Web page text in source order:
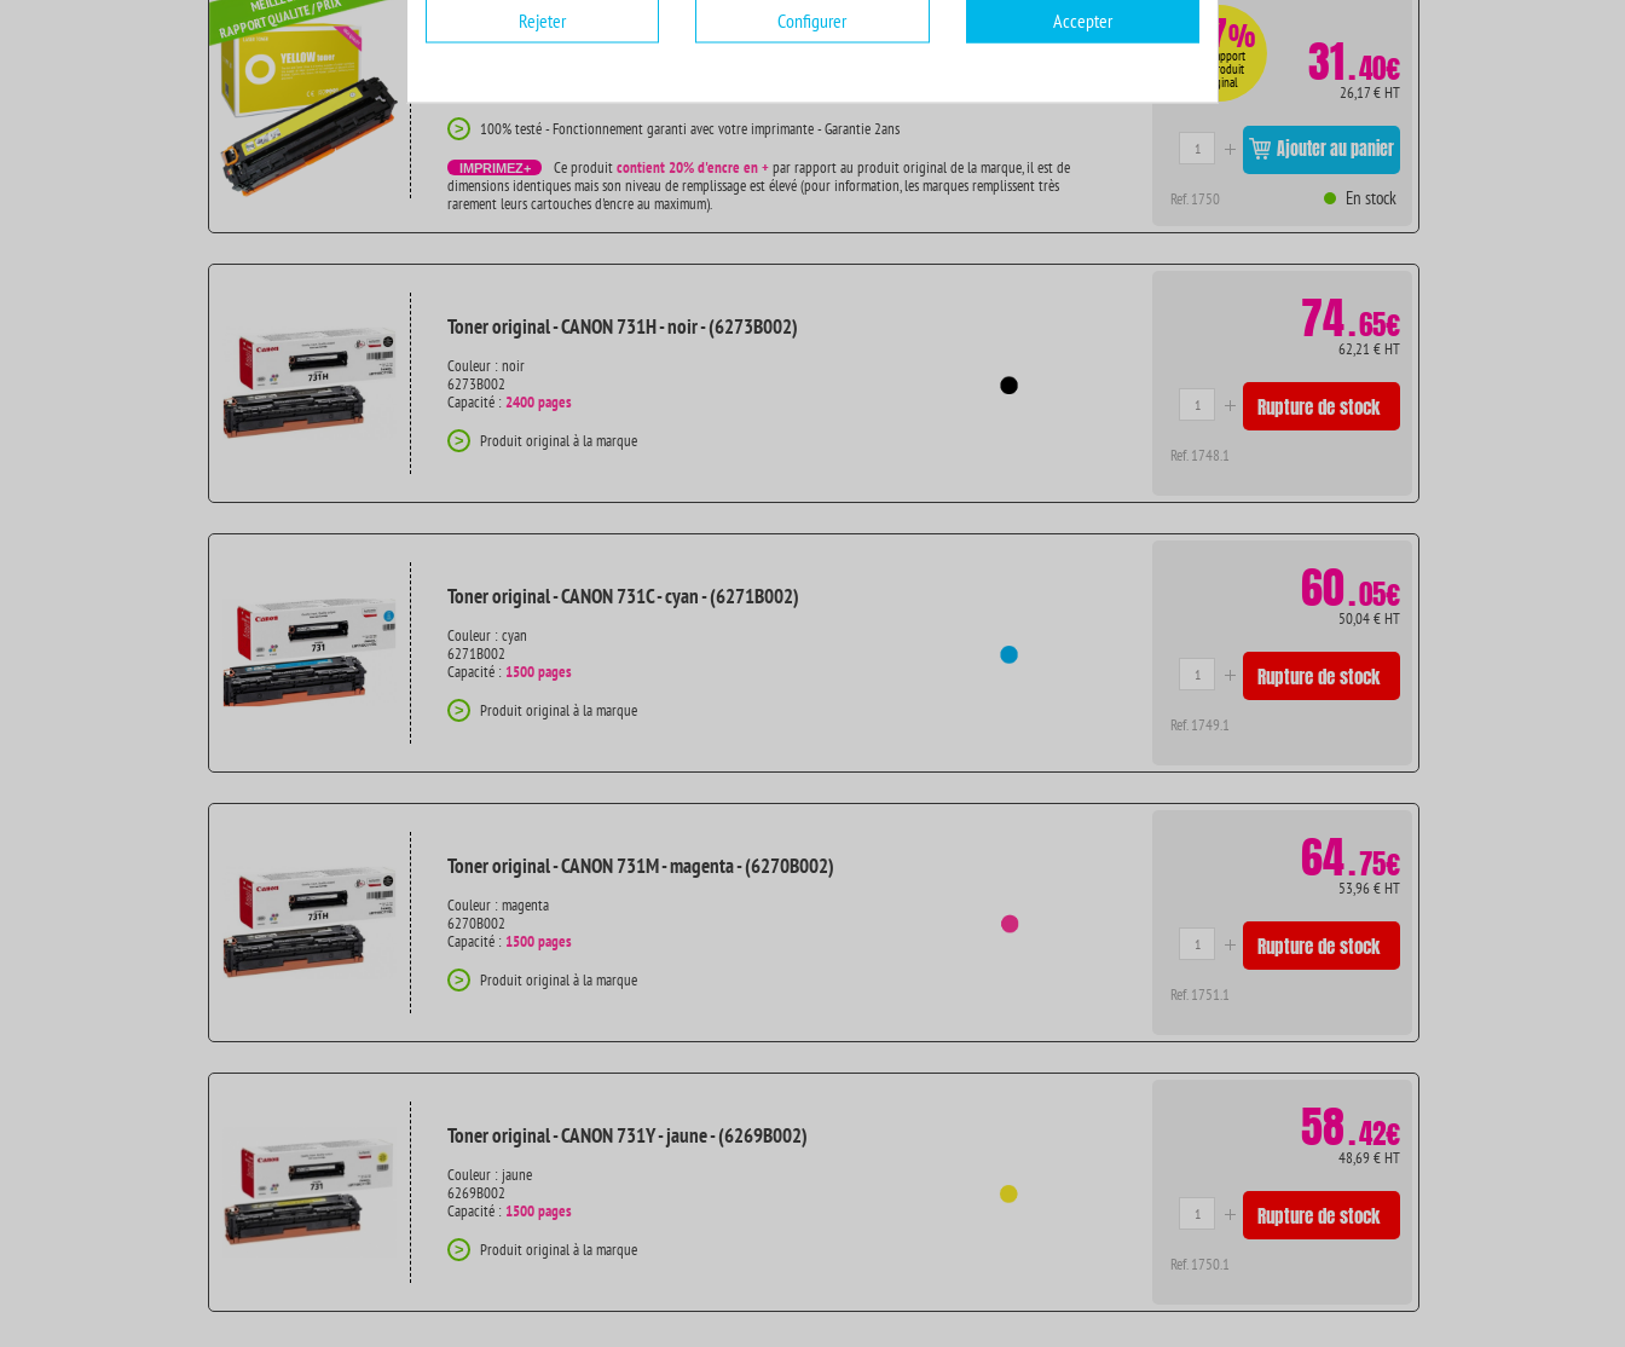
Toner compatible - CANON 731Y - jaune - (6269B002)
> 100% testé - Fonctionnement garanti avec votre imprimante - Garantie 2ans
IMPRIMEZ+ Ce produitcontient20% d'encre en +par rapport au produit original de la marque, il est de
dimensions identiques mais son niveau de remplissage est élevé (pour information, les marques remplissent très
rarement leurs cartouches d'encre au maximum).
-47%
Par rapport
au produit
original 31.40€
26,17 € HT
Ajouter au panier
Ref. 1750 En stock
Toner original - CANON 731H - noir - (6273B002)
Couleur : noir
6273B002
Capacité :2400 pages
> Produit original à la marque
74.65€
62,21 € HT
Rupture de stock
Ref. 1748.1
Toner original - CANON 731C - cyan - (6271B002)
Couleur : cyan
6271B002
Capacité : 1500 pages
> Produit original à la marque
60.05€
50,04 € HT
Rupture de stock
Ref. 1749.1
Toner original - CANON 731M - magenta - (6270B002)
Couleur : magenta
6270B002
Capacité : 1500 pages
> Produit original à la marque
64.75€
53,96 € HT
Rupture de stock
Ref. 1751.1
Toner original - CANON 731Y - jaune - (6269B002)
Couleur : jaune
6269B002
Capacité : 1500 pages
> Produit original à la marque
58.42€
48,69 € HT
Rupture de stock
Ref. 1750.1
Rejeter Configurer Accepter